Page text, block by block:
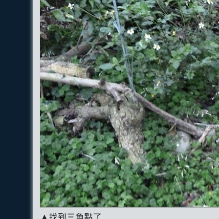
▲找到三角點了